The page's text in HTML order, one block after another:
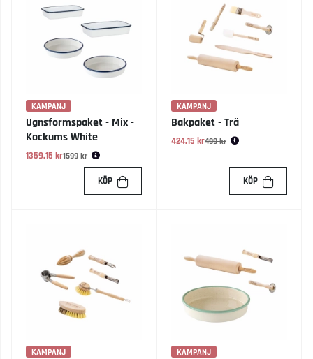
KAMPANJ
Ugnsformspaket - Mix -
Kockums White
1359.15 kr
Ordinarie pris:
1599 kr
KÖP
KAMPANJ
Bakpaket - Trä
424.15 kr
Ordinarie pris:
499 kr
KÖP
KAMPANJ KAMPANJ